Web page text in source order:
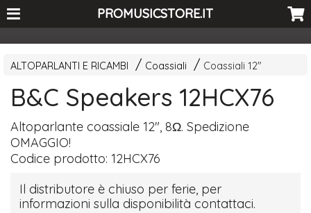
<-- Curio's GSC -->PROMUSICSTORE.IT
ALTOPARLANTI E RICAMBI Coassiali Coassiali 12"
B&C Speakers 12HCX76
Altoparlante coassiale 12", 8Ω. Spedizione
OMAGGIO!
Codice prodotto: 12HCX76
Il distributore è chiuso per ferie, per
informazioni sulla disponibilità contattaci.